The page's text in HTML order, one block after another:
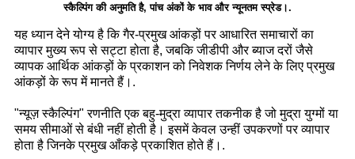
स्कैल्पिंग की अनुमति है, पांच अंकों के भाव और न्यूनतम स्प्रेड।.
यह ध्यान देने योग्य है कि गैर-प्रमुख आंकड़ों पर आधारित समाचारों का
व्यापार मुख्य रूप से सट्टा होता है, जबकि जीडीपी और ब्याज दरों जैसे
व्यापक आर्थिक आंकड़ों के प्रकाशन को निवेशक निर्णय लेने के लिए प्रमुख
आंकड़ों के रूप में मानते हैं।.
"न्यूज़ स्कैल्पिंग" रणनीति एक बहु-मुद्रा व्यापार तकनीक है जो मुद्रा युग्मों या
समय सीमाओं से बंधी नहीं होती है। इसमें केवल उन्हीं उपकरणों पर व्यापार
होता है जिनके प्रमुख आँकड़े प्रकाशित होते हैं।.